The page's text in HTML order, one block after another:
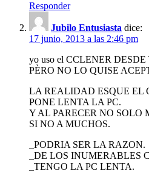
Responder
Jubilo Entusiasta dice:
17 junio, 2013 a las 2:46 pm
yo uso el CCLENER DESDE
PÈRO NO LO QUISE
LA REALIDAD ESQUE EL
PONE LENTA LA PC.
Y AL PARECER NO SOLO
SI NO A MUCHOS.
_PODRIA SER LA RAZON.
_DE LOS INUMERABLES
_TENGO LA PC LENTA.